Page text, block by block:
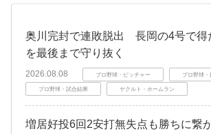
奥川完封で連敗脱出 長岡の4号で得
を最後まで守り抜く
2026.08.08 プロ野球・ピッチャー プロ野球・
プロ野球・試合結果 ヤクルト・ホームラン
増居好投6回2安打無失点も勝ちに繋